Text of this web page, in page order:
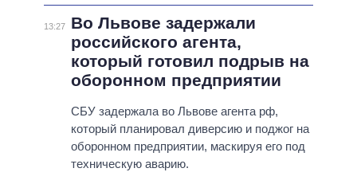
13:27
Во Львове задержали
российского агента,
который готовил подрыв на
оборонном предприятии
СБУ задержала во Львове агента рф,
который планировал диверсию и поджог на
оборонном предприятии, маскируя его под
техническую аварию.